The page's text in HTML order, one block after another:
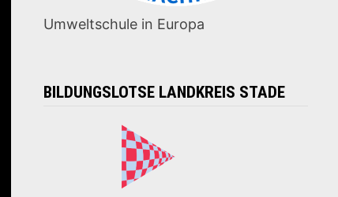
Umweltschule in Europa
BILDUNGSLOTSE LANDKREIS STADE